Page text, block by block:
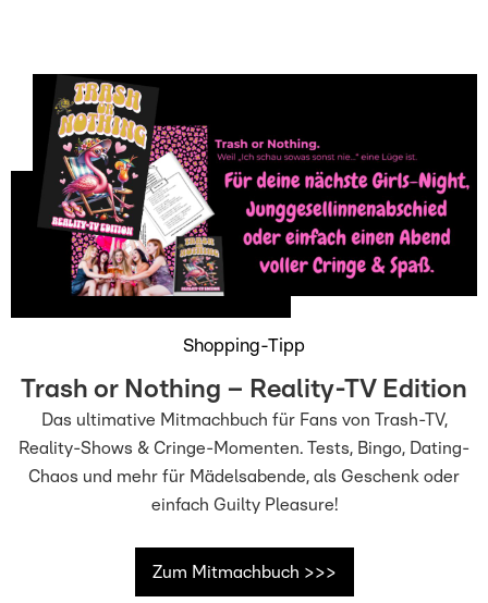
Shopping-Tipp
Trash or Nothing – Reality-TV Edition
Das ultimative Mitmachbuch für Fans von Trash-TV,
Reality-Shows & Cringe-Momenten. Tests, Bingo, Dating-
Chaos und mehr für Mädelsabende, als Geschenk oder
einfach Guilty Pleasure!
Zum Mitmachbuch >>>